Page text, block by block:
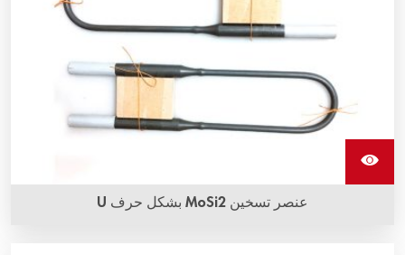
عنصر تسخين MoSi2 بشكل حرف U